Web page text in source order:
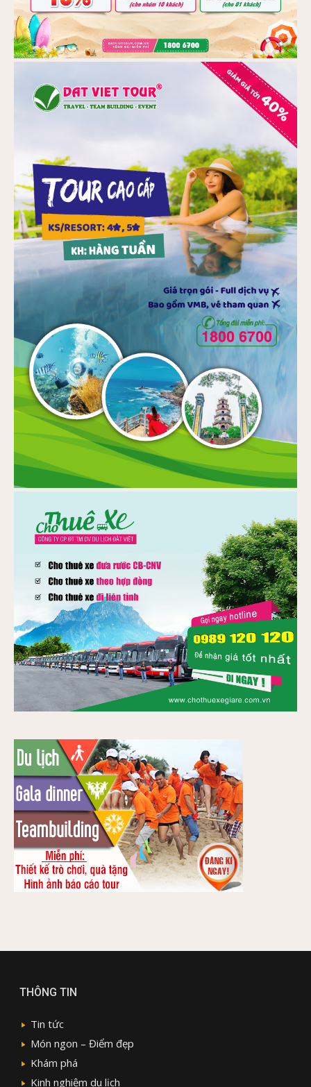
THÔNG TIN
Tin tức
Món ngon – Điểm đẹp
Khám phá
Kinh nghiệm du lịch